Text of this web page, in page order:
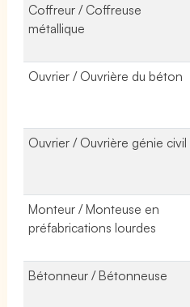
Coffreur / Coffreuse
métallique
Ouvrier / Ouvrière du béton
Ouvrier / Ouvrière génie civil
Monteur / Monteuse en
préfabrications lourdes
Bétonneur / Bétonneuse